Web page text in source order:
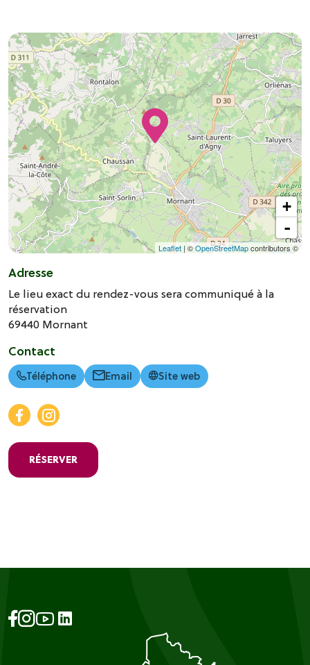
+
-
Leaflet | ©OpenStreetMapcontributors ©
Adresse
Le lieu exact du rendez-vous sera communiqué à la
réservation
69440 Mornant
Contact
Téléphone Email Site web
RÉSERVER